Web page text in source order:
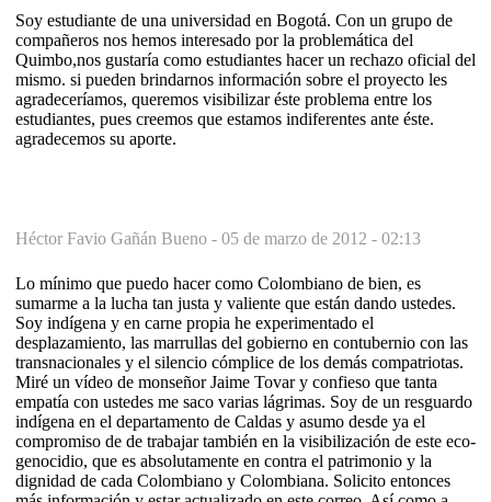
Soy estudiante de una universidad en Bogotá. Con un grupo de
compañeros nos hemos interesado por la problemática del
Quimbo,nos gustaría como estudiantes hacer un rechazo oficial del
mismo. si pueden brindarnos información sobre el proyecto les
agradeceríamos, queremos visibilizar éste problema entre los
estudiantes, pues creemos que estamos indiferentes ante éste.
agradecemos su aporte.
Héctor Favio Gañán Bueno - 05 de marzo de 2012 - 02:13
Lo mínimo que puedo hacer como Colombiano de bien, es
sumarme a la lucha tan justa y valiente que están dando ustedes.
Soy indígena y en carne propia he experimentado el
desplazamiento, las marrullas del gobierno en contubernio con las
transnacionales y el silencio cómplice de los demás compatriotas.
Miré un vídeo de monseñor Jaime Tovar y confieso que tanta
empatía con ustedes me saco varias lágrimas. Soy de un resguardo
indígena en el departamento de Caldas y asumo desde ya el
compromiso de de trabajar también en la visibilización de este eco-
genocidio, que es absolutamente en contra el patrimonio y la
dignidad de cada Colombiano y Colombiana. Solicito entonces